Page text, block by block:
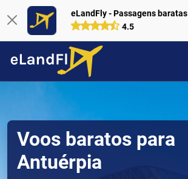
eLandFly - Passagens baratas
4.5
Voos baratos para
Antuérpia